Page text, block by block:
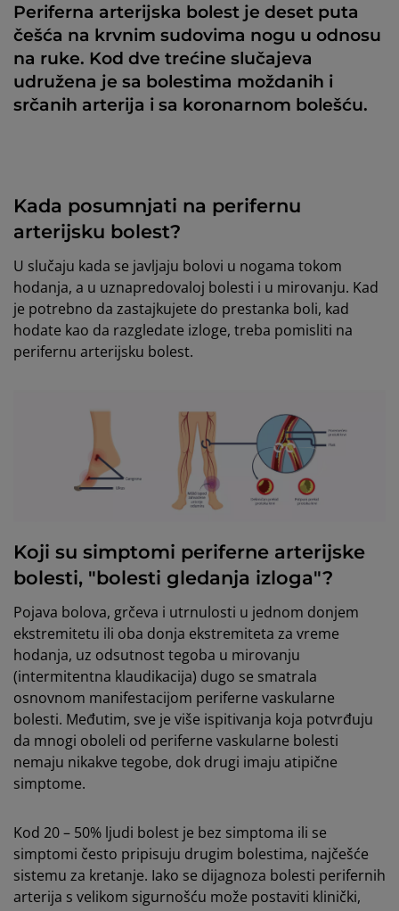
Periferna arterijska bolest je deset puta
češća na krvnim sudovima nogu u odnosu
na ruke. Kod dve trećine slučajeva
udružena je sa bolestima moždanih i
srčanih arterija i sa koronarnom bolešću.
Kada posumnjati na perifernu
arterijsku bolest?
U slučaju kada se javljaju bolovi u nogama tokom
hodanja, a u uznapredovaloj bolesti i u mirovanju. Kad
je potrebno da zastajkujete do prestanka boli, kad
hodate kao da razgledate izloge, treba pomisliti na
perifernu arterijsku bolest.
Koji su simptomi periferne arterijske
bolesti, "bolesti gledanja izloga"?
Pojava bolova, grčeva i utrnulosti u jednom donjem
ekstremitetu ili oba donja ekstremiteta za vreme
hodanja, uz odsutnost tegoba u mirovanju
(intermitentna klaudikacija) dugo se smatrala
osnovnom manifestacijom periferne vaskularne
bolesti. Međutim, sve je više ispitivanja koja potvrđuju
da mnogi oboleli od periferne vaskularne bolesti
nemaju nikakve tegobe, dok drugi imaju atipične
simptome.
Kod 20 – 50% ljudi bolest je bez simptoma ili se
simptomi često pripisuju drugim bolestima, najčešće
sistemu za kretanje. Iako se dijagnoza bolesti perifernih
arterija s velikom sigurnošću može postaviti klinički,